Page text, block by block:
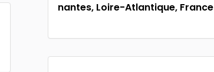
nantes, Loire-Atlantique, France